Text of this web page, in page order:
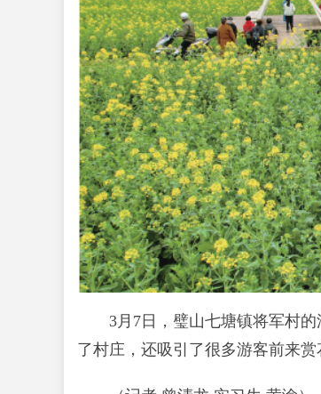
3月7日，璧山七塘镇将军村
了村庄，还吸引了很多游客前来